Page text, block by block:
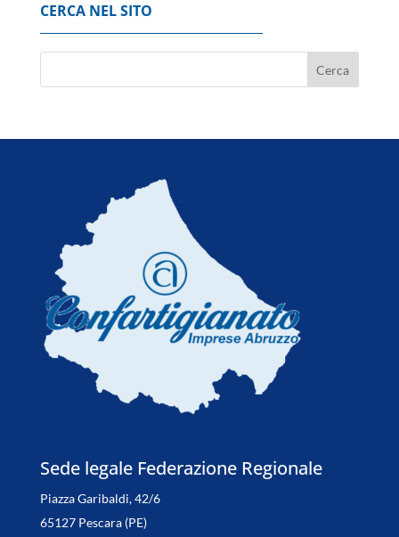
CERCA NEL SITO
Sede legale Federazione Regionale
Piazza Garibaldi, 42/6
65127 Pescara (PE)